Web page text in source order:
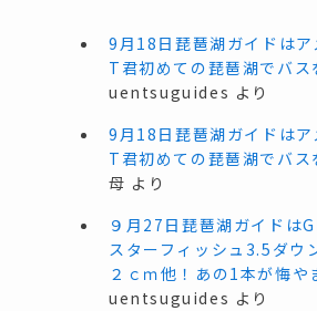
9月18日琵琶湖ガイドはア
T君初めての琵琶湖でバス
uentsuguides より
9月18日琵琶湖ガイドはア
T君初めての琵琶湖でバス
母 より
９月27日琵琶湖ガイドは
スターフィッシュ3.5ダウ
２ｃｍ他！あの1本が悔や
uentsuguides より